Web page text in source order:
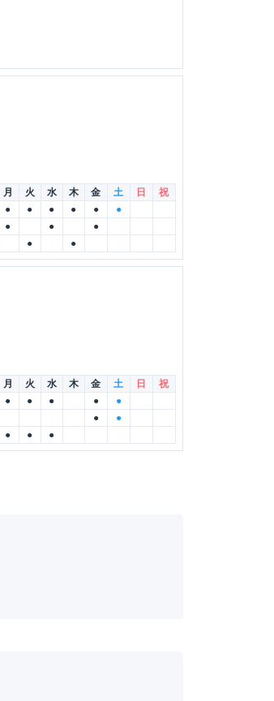
月 火 水 木 金 土 日
祝
● ● ● ● ●
●
● ●
●
● ●
月 火 水 木 金 土 日
祝
● ● ● ●
●
●
●
● ● ●